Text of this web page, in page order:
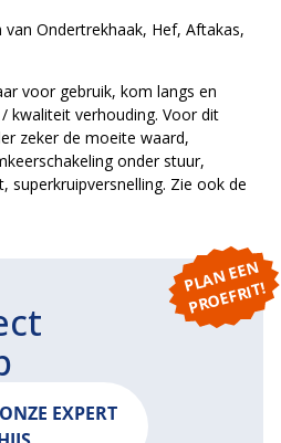
Ondertrekhaak, Hef, Aftakas,
voor gebruik, kom langs en
kwaliteit verhouding. Voor dit
zeker de moeite waard,
onder stuur,
superkruipversnelling. Zie ook de
P
L
A
N
E
E
N
P
R
O
E
F
RI
T!
EXPERT